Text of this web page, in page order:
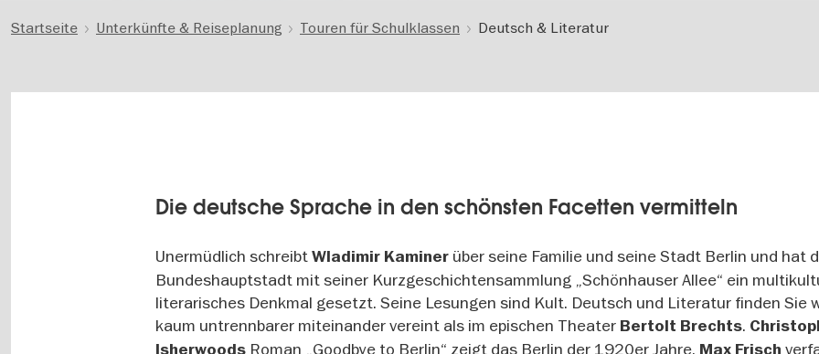
Startseite Unterkünfte & Reiseplanung Touren für Schulklassen Deutsch & Literatur
Die deutsche Sprache in den schönsten Facetten vermitteln
Unermüdlich schreibtWladimir Kaminer über seine Familie und seine Stadt Berlin und hat
Bundeshauptstadt mit seiner Kurzgeschichtensammlung „Schönhauser Allee“ ein
literarisches Denkmal gesetzt. Seine Lesungen sind Kult. Deutsch und Literatur finden Sie
kaum untrennbarer miteinander vereint als im epischen Theater Bertolt Brechts.
Roman „Goodbye to Berlin“ zeigt das Berlin der 1920er Jahre.